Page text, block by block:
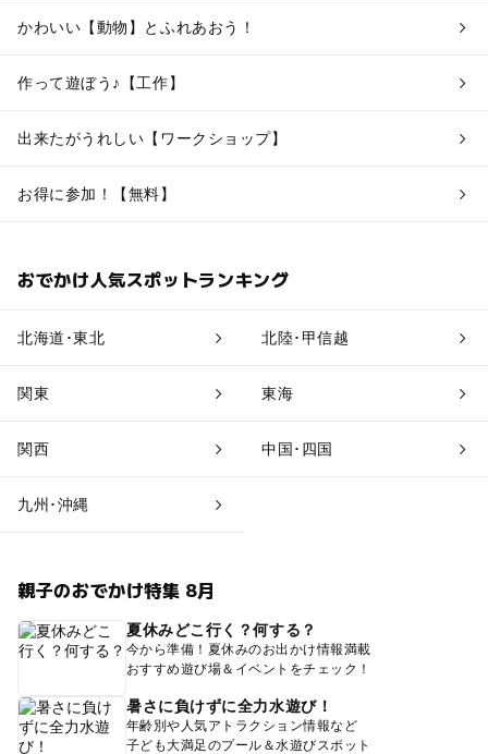
かわいい【動物】とふれあおう！
作って遊ぼう♪【工作】
出来たがうれしい【ワークショップ】
お得に参加！【無料】
おでかけ人気スポットランキング
北海道･東北 北陸･甲信越
関東 東海
関西 中国･四国
九州･沖縄
親子のおでかけ特集 8月
夏休みどこ行く？何する？
今から準備！夏休みのお出かけ情報満載
おすすめ遊び場＆イベントをチェック！
暑さに負けずに全力水遊び！
年齢別や人気アトラクション情報など
子ども大満足のプール＆水遊びスポット